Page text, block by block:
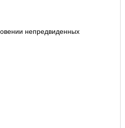
непредвиденных